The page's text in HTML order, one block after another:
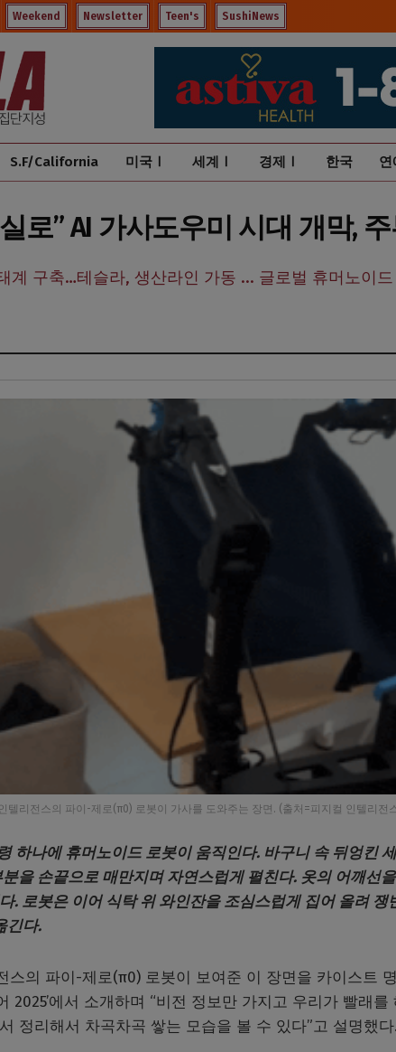
Weekend Newsletter Teen's SushiNews
S.F/California 미국Ⅰ 세계Ⅰ 경제Ⅰ 한국 연
로” AI 가사도우미 시대 개막,
계 구축…테슬라, 생산라인 가동 ... 글로벌 휴머노이
텔리전스의 파이-제로(π0) 로봇이 가사를 도와주는 장면. (출처=피지컬 인텔리전
하나에 휴머노이드 로봇이 움직인다. 바구니 속 뒤엉킨
을 손끝으로 매만지며 자연스럽게 펼친다. 옷의 어깨선
. 로봇은 이어 식탁 위 와인잔을 조심스럽게 집어 올려 쟁
긴다.
스의 파이-제로(π0) 로봇이 보여준 이 장면을 카이스트
2025’에서 소개하며 “비전 정보만 가지고 우리가 빨래
정리해서 차곡차곡 쌓는 모습을 볼 수 있다”고 설명했다.